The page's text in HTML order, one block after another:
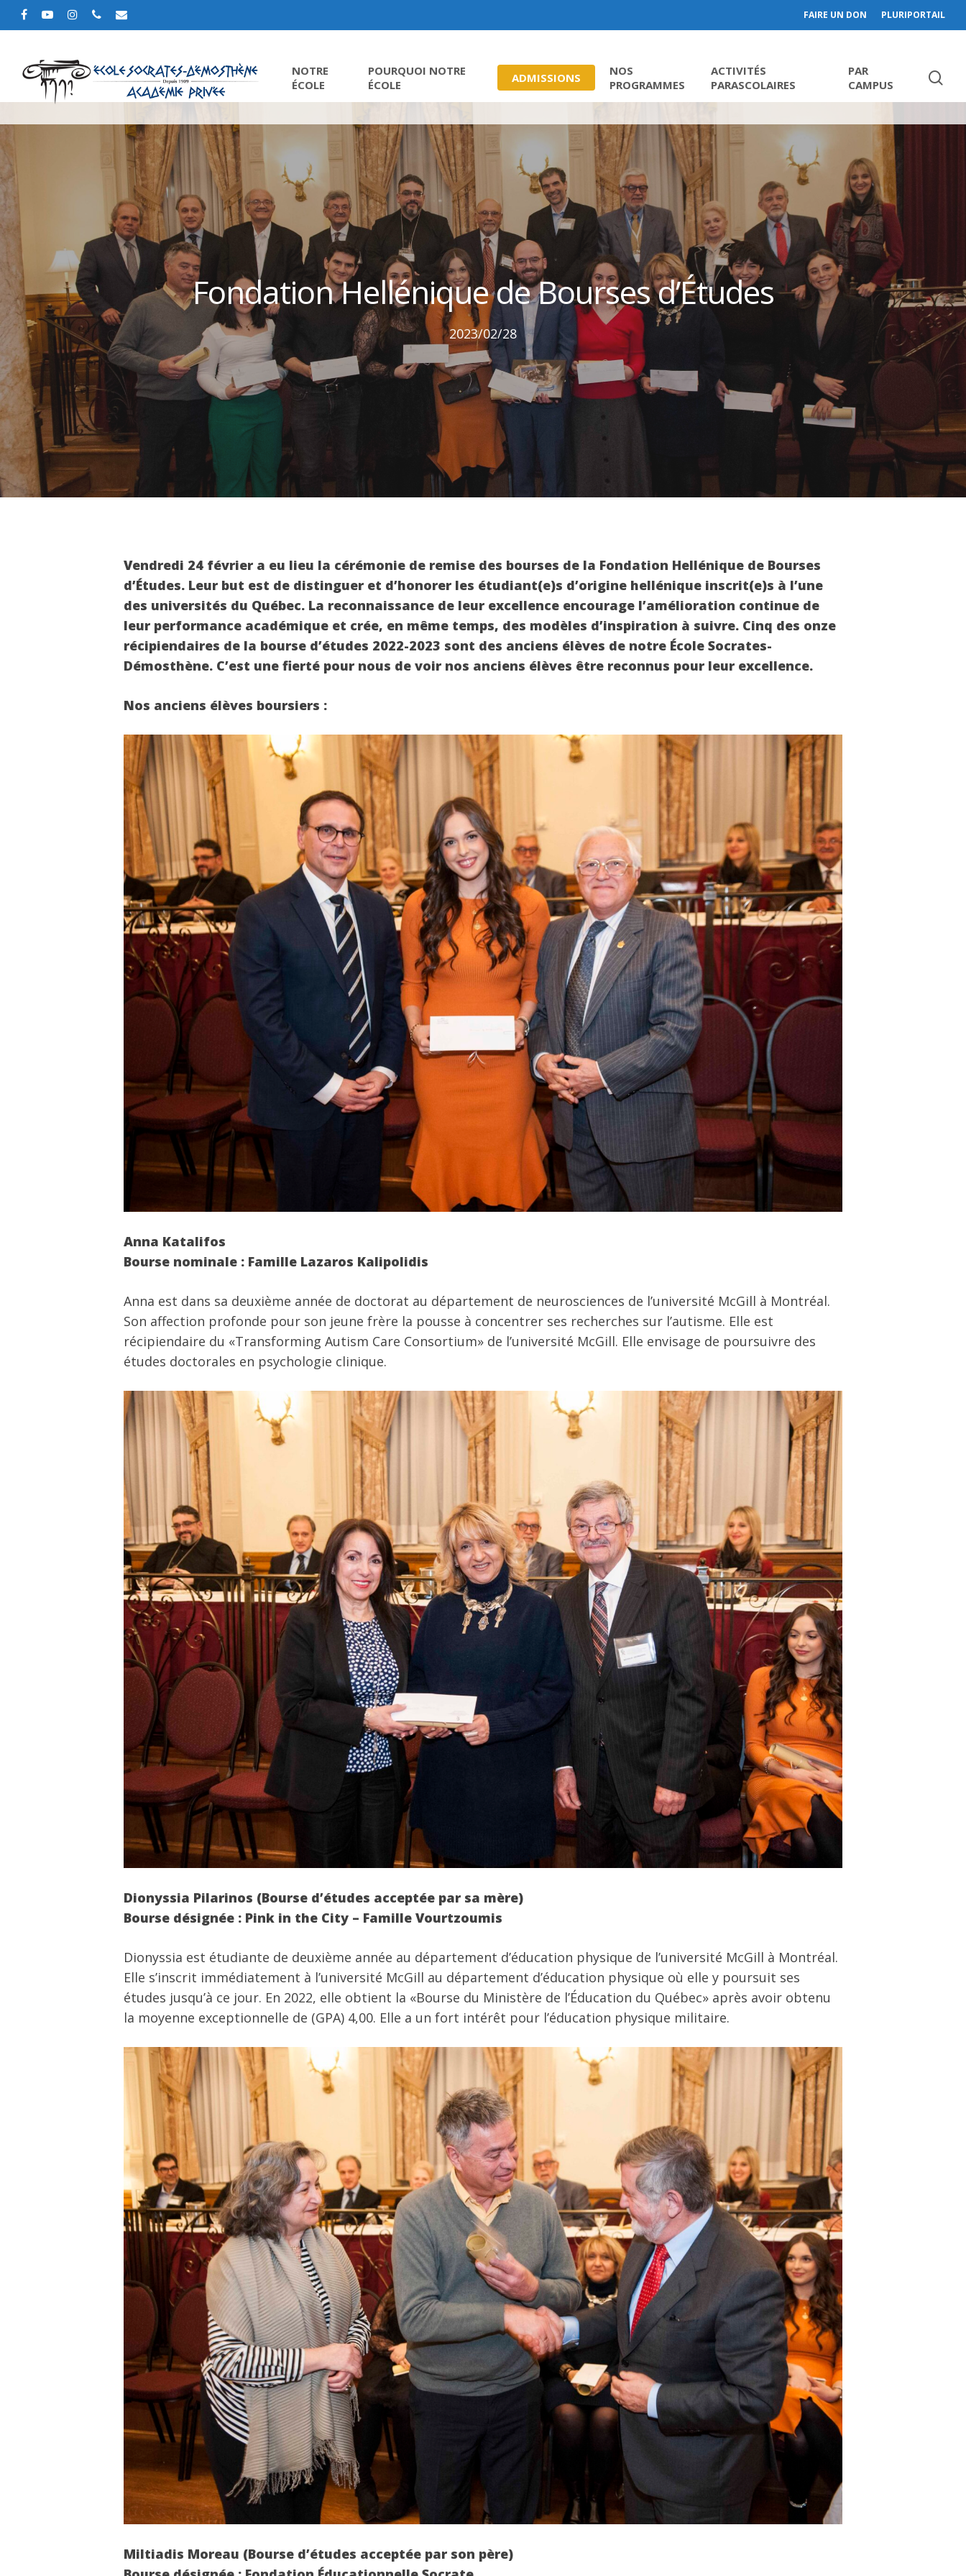
FAIRE UN DON PLURIPORTAIL
Hit enter to search or ESC to close
NOTRE
ÉCOLE
POURQUOI NOTRE
ÉCOLE
ADMISSIONS
NOS
PROGRAMMES
ACTIVITÉS
PARASCOLAIRES
PAR
CAMPUS
Fondation Hellénique de Bourses d’Études
2023/02/28
Vendredi 24 février a eu lieu la cérémonie de remise des bourses de la Fondation Hellénique de Bourses
d’Études. Leur but est de distinguer et d’honorer les étudiant(e)s d’origine hellénique inscrit(e)s à l’une
des universités du Québec. La reconnaissance de leur excellence encourage l’amélioration continue de
leur performance académique et crée, en même temps, des modèles d’inspiration à suivre. Cinq des onze
récipiendaires de la bourse d’études 2022-2023 sont des anciens élèves de notre École Socrates-
Démosthène. C’est une fierté pour nous de voir nos anciens élèves être reconnus pour leur excellence.
Nos anciens élèves boursiers :
Anna Katalifos
Bourse nominale : Famille Lazaros Kalipolidis
Anna est dans sa deuxième année de doctorat au département de neurosciences de l’université McGill à Montréal.
Son affection profonde pour son jeune frère la pousse à concentrer ses recherches sur l’autisme. Elle est
récipiendaire du «Transforming Autism Care Consortium» de l’université McGill. Elle envisage de poursuivre des
études doctorales en psychologie clinique.
Dionyssia Pilarinos (Bourse d’études acceptée par sa mère)
Bourse désignée : Pink in the City – Famille Vourtzoumis
Dionyssia est étudiante de deuxième année au département d’éducation physique de l’université McGill à Montréal.
Elle s’inscrit immédiatement à l’université McGill au département d’éducation physique où elle y poursuit ses
études jusqu’à ce jour. En 2022, elle obtient la «Bourse du Ministère de l’Éducation du Québec» après avoir obtenu
la moyenne exceptionnelle de (GPA) 4,00. Elle a un fort intérêt pour l’éducation physique militaire.
Miltiadis Moreau (Bourse d’études acceptée par son père)